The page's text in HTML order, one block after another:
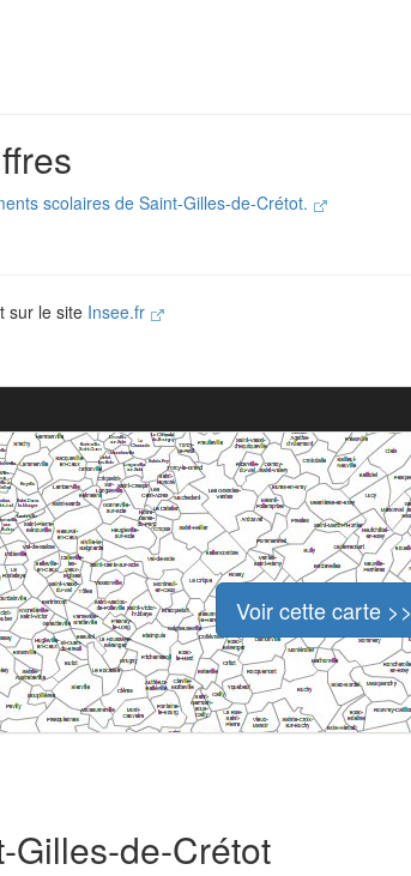
scolaires de Saint-Gilles-de-Crétot.
sur le site Insee.fr
Voir cette carte >>
Gilles-de-Crétot